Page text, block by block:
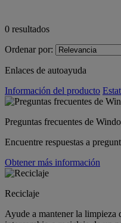
0 resultados
Ordenar por:
Enlaces de autoayuda
Información del producto
Preguntas frecuentes de
Encuentre respuestas a
Obtener más información
Reciclaje
Ayude a mantener la limpieza